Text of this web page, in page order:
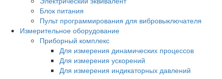
Блок питания
Пульт программирования для вибровыключателя
Измерительное оборудование
Приборный комплекс
Для измерения динамических процессов
Для измерения ускорений
Для измерения индикаторных давлений